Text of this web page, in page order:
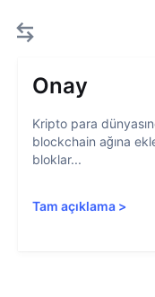
Onay
Kripto para
blockchain ağına
bloklar...
Tam açıklama >